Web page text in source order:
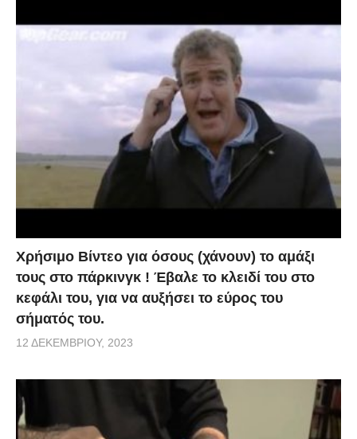
Χρήσιμο Βίντεο για όσους (χάνουν) το αμάξι
τους στο πάρκινγκ ! Έβαλε το κλειδί του στο
κεφάλι του, για να αυξήσει το εύρος του
σήματός του.
12 ΔΕΚΕΜΒΡΊΟΥ, 2023